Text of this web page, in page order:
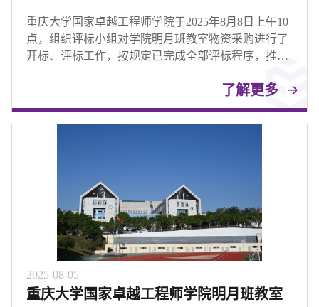
重庆大学国家卓越工程师学院于2025年8月8日上午10
点，组织评标小组对学院明月班教室物资采购进行了
开标、评标工作，按规定已完成全部评标程序，推荐
了解更多
2025-08-05
重庆大学国家卓越工程师学院明月班教室